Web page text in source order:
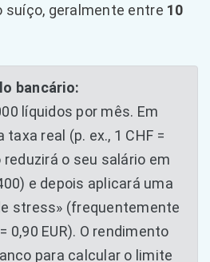
suíço, geralmente entre 10
bancário:
líquidos por mês. Em
real (p. ex., 1 CHF =
reduzirá o seu salário em
e depois aplicará uma
stress» (frequentemente
0,90 EUR). O rendimento
para calcular o limite